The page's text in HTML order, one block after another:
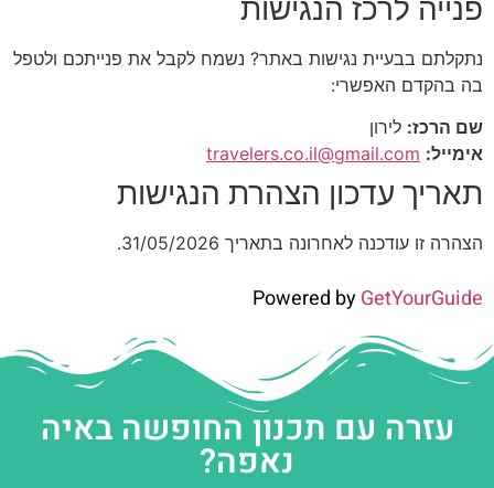
פנייה לרכז הנגישות
נתקלתם בבעיית נגישות באתר? נשמח לקבל את פנייתכם ולטפל
בה בהקדם האפשרי:
שם הרכז: לירון
אימייל: travelers.co.il@gmail.com
תאריך עדכון הצהרת הנגישות
הצהרה זו עודכנה לאחרונה בתאריך 31/05/2026.
Powered byGetYourGuide
עזרה עם תכנון החופשה באיה
נאפה?